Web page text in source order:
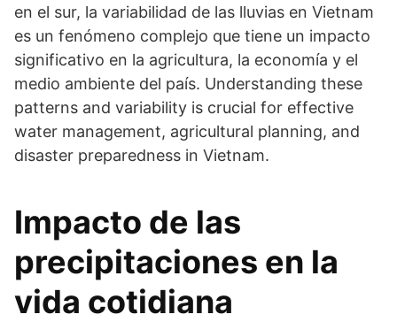
en el sur, la variabilidad de las lluvias en Vietnam
es un fenómeno complejo que tiene un impacto
significativo en la agricultura, la economía y el
medio ambiente del país. Understanding these
patterns and variability is crucial for effective
water management, agricultural planning, and
disaster preparedness in Vietnam.
Impacto de las
precipitaciones en la
vida cotidiana